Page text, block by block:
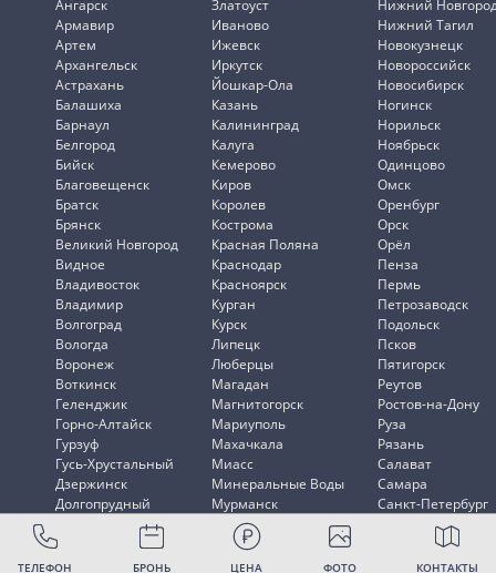
ТЕЛЕФОН БРОНЬ ЦЕНА ФОТО КОНТАКТЫ
Ангарск
Армавир
Артем
Архангельск
Астрахань
Балашиха
Барнаул
Белгород
Бийск
Благовещенск
Братск
Брянск
Великий Новгород
Видное
Владивосток
Владимир
Волгоград
Вологда
Воронеж
Воткинск
Геленджик
Горно-Алтайск
Гурзуф
Гусь-Хрустальный
Дзержинск
Долгопрудный
Златоуст
Иваново
Ижевск
Иркутск
Йошкар-Ола
Казань
Калининград
Калуга
Кемерово
Киров
Королев
Кострома
Красная Поляна
Краснодар
Красноярск
Курган
Курск
Липецк
Люберцы
Магадан
Магнитогорск
Мариуполь
Махачкала
Миасс
Минеральные Воды
Мурманск
Мытищи
Нижний
Нижний Тагил
Новокузнецк
Новороссийск
Новосибирск
Ногинск
Норильск
Ноябрьск
Одинцово
Омск
Оренбург
Орск
Орёл
Пенза
Пермь
Петрозаводск
Подольск
Псков
Пятигорск
Реутов
Ростов-на-Дону
Руза
Рязань
Салават
Самара
Санкт-Петербург